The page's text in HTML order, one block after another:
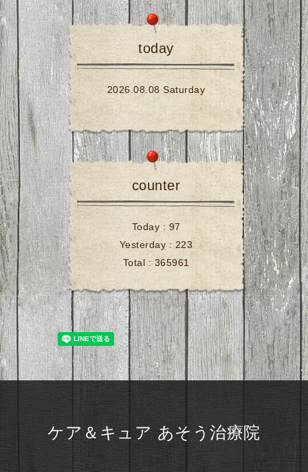
today
2026.08.08 Saturday
counter
Today : 97
Yesterday : 223
Total : 365961
ケア＆キュア あそう治療院